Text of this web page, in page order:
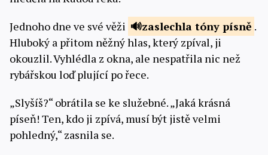
Jednoho dne ve své věži
zaslechla tóny písně .
Hluboký a přitom něžný hlas, který zpíval, ji
okouzlil. Vyhlédla z okna, ale nespatřila nic než
rybářskou loď plující po řece.
„Slyšíš?“ obrátila se ke služebné. „Jaká krásná
píseň! Ten, kdo ji zpívá, musí být jistě velmi
pohledný,“ zasnila se.